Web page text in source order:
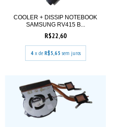
COOLER + DISSIP NOTEBOOK
SAMSUNG RV415 B...
R$22,60
4 x de R$5,65 sem juros